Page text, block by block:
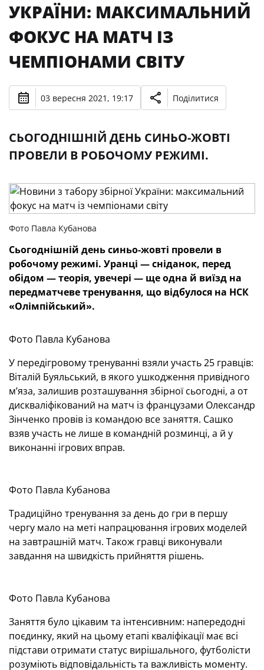
УКРАЇНИ: МАКСИМАЛЬНИЙ
ФОКУС НА МАТЧ ІЗ
ЧЕМПІОНАМИ СВІТУ
03 вересня 2021, 19:17 Поділитися
СЬОГОДНІШНІЙ ДЕНЬ СИНЬО-ЖОВТІ
ПРОВЕЛИ В РОБОЧОМУ РЕЖИМІ.
Фото Павла Кубанова
Сьогоднішній день синьо-жовті провели в
робочому режимі. Уранці — сніданок, перед
обідом — теорія, увечері — ще одна й виїзд на
передматчеве тренування, що відбулося на НСК
«Олімпійський».
Фото Павла Кубанова
У передігровому тренуванні взяли участь 25 гравців:
Віталій Буяльський, в якого ушкодження привідного
м’яза, залишив розташування збірної сьогодні, а от
дискваліфікований на матч із французами Олександр
Зінченко провів із командою все заняття. Сашко
взяв участь не лише в командній розминці, а й у
виконанні ігрових вправ.
Фото Павла Кубанова
Традиційно тренування за день до гри в першу
чергу мало на меті напрацювання ігрових моделей
на завтрашній матч. Також гравці виконували
завдання на швидкість прийняття рішень.
Фото Павла Кубанова
Заняття було цікавим та інтенсивним: напередодні
поєдинку, який на цьому етапі кваліфікації має всі
підстави отримати статус вирішального, футболісти
розуміють відповідальність та важливість моменту.